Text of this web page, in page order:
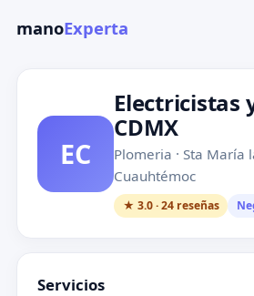
manoExperta
EC
Electricistas
CDMX
Plomeria · Sta María
Cuauhtémoc
★ 3.0 · 24 reseñas
Servicios